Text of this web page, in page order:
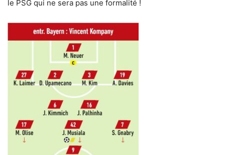
le PSG qui ne sera pas une formalité !